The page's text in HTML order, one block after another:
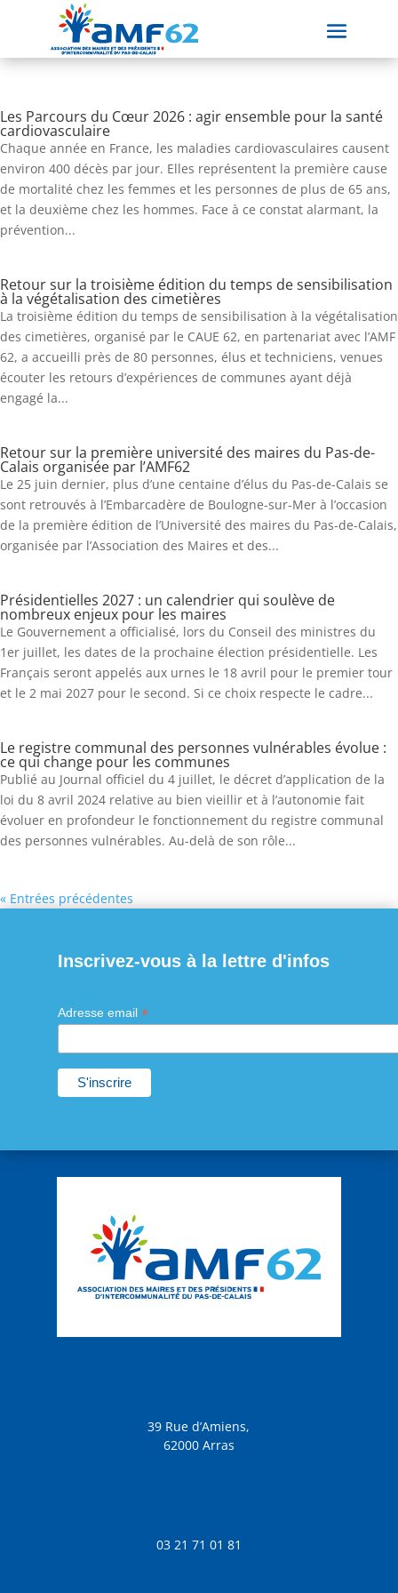
Les Parcours du Cœur 2026 : agir ensemble pour la santé
cardiovasculaire
Chaque année en France, les maladies cardiovasculaires causent
environ 400 décès par jour. Elles représentent la première cause
de mortalité chez les femmes et les personnes de plus de 65 ans,
et la deuxième chez les hommes. Face à ce constat alarmant, la
prévention...
Retour sur la troisième édition du temps de sensibilisation
à la végétalisation des cimetières
La troisième édition du temps de sensibilisation à la végétalisation
des cimetières, organisé par le CAUE 62, en partenariat avec l’AMF
62, a accueilli près de 80 personnes, élus et techniciens, venues
écouter les retours d’expériences de communes ayant déjà
engagé la...
Retour sur la première université des maires du Pas-de-
Calais organisée par l’AMF62
Le 25 juin dernier, plus d’une centaine d’élus du Pas-de-Calais se
sont retrouvés à l’Embarcadère de Boulogne-sur-Mer à l’occasion
de la première édition de l’Université des maires du Pas-de-Calais,
organisée par l’Association des Maires et des...
Présidentielles 2027 : un calendrier qui soulève de
nombreux enjeux pour les maires
Le Gouvernement a officialisé, lors du Conseil des ministres du
1er juillet, les dates de la prochaine élection présidentielle. Les
Français seront appelés aux urnes le 18 avril pour le premier tour
et le 2 mai 2027 pour le second. Si ce choix respecte le cadre...
Le registre communal des personnes vulnérables évolue :
ce qui change pour les communes
Publié au Journal officiel du 4 juillet, le décret d’application de la
loi du 8 avril 2024 relative au bien vieillir et à l’autonomie fait
évoluer en profondeur le fonctionnement du registre communal
des personnes vulnérables. Au-delà de son rôle...
« Entrées précédentes
Inscrivez-vous à la lettre d'infos
Adresse email *
39 Rue d’Amiens,
62000 Arras
03 21 71 01 81